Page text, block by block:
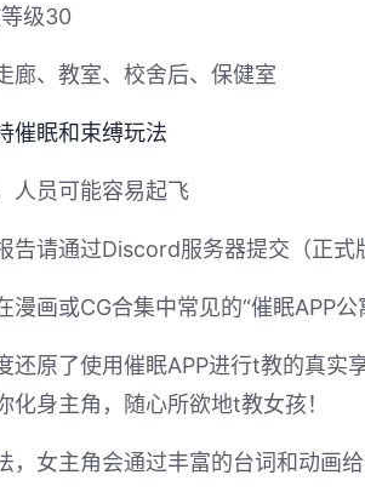
级30
廊、教室、校舍后、保健室
催眠和束缚玩法
人员可能容易起飞
告请通过Discord服务器提交（正式
漫画或CG合集中常见的“催眠APP
还原了使用催眠APP进行t教的真
化身主角，随心所欲地t教女孩！
，女主角会通过丰富的台词和动画